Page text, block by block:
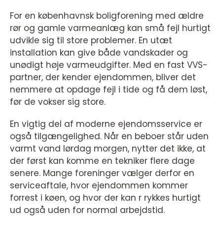
For en københavnsk boligforening med ældre
rør og gamle varmeanlæg kan små fejl hurtigt
udvikle sig til store problemer. En utæt
installation kan give både vandskader og
unødigt høje varmeudgifter. Med en fast VVS-
partner, der kender ejendommen, bliver det
nemmere at opdage fejl i tide og få dem løst,
før de vokser sig store.
En vigtig del af moderne ejendomsservice er
også tilgængelighed. Når en beboer står uden
varmt vand lørdag morgen, nytter det ikke, at
der først kan komme en tekniker flere dage
senere. Mange foreninger vælger derfor en
serviceaftale, hvor ejendommen kommer
forrest i køen, og hvor der kan r rykkes hurtigt
ud også uden for normal arbejdstid.